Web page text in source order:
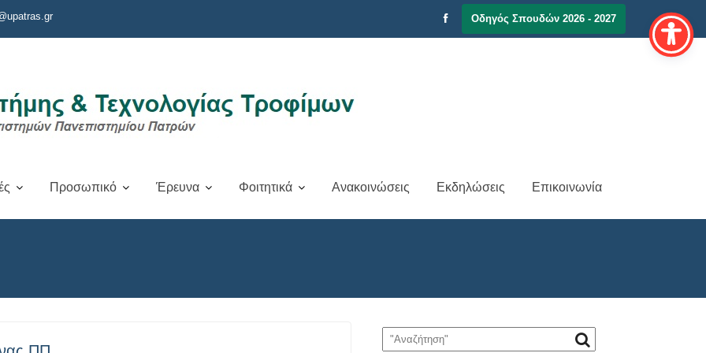
Οδηγός Σπουδών 2026 - 2027
Προσωπικό Έρευνα Φοιτητικά Ανακοινώσεις Εκδηλώσεις Επικοινωνία